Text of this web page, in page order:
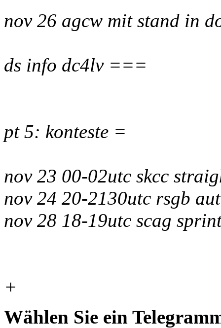
nov 26 agcw mit stand in
ds info dc4lv ===
pt 5: konteste =
nov 23 00-02utc skcc
nov 24 20-2130utc rsgb
nov 28 18-19utc scag
+
Wählen Sie ein